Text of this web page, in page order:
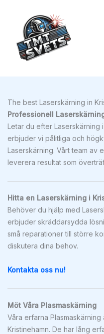
innehåll
The best Laserskärning in
Professionell
Letar du efter Laserskärning
erbjuder vi pålitliga och
Laserskärning. Vårt team av
leverera resultat som
Hitta en Laserskärning i
Behöver du hjälp med
erbjuder skräddarsydda
små reparationer till större
diskutera dina behov.
Kontakta oss nu!
Möt Våra Plasmaskärning
Våra erfarna
Kristinehamn. De har lång